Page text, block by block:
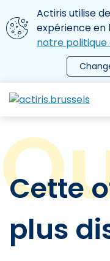
Aller au contenu
Nous utilisons des
Actiris utilise
expérience en
notre politique
le menu
Cette
plus